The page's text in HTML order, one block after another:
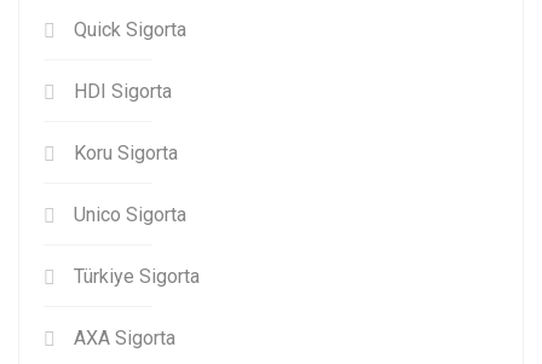
Quick Sigorta
HDI Sigorta
Koru Sigorta
Unico Sigorta
Türkiye Sigorta
AXA Sigorta